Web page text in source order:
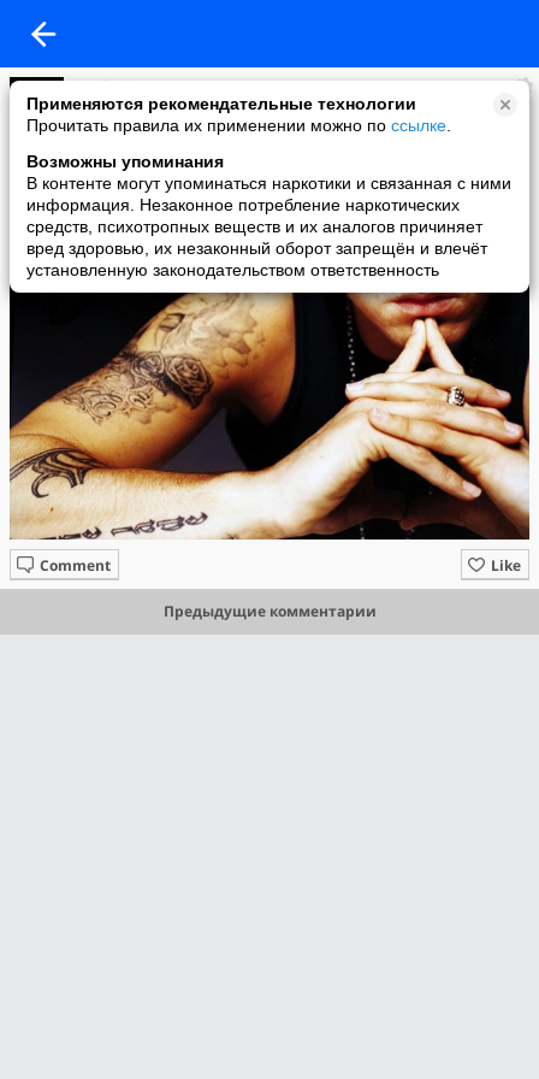
Применяются рекомендательные технологии
Прочитать правила их применении можно по ссылке
Возможны упоминания
В контенте могут упоминаться наркотики и связанная с ними
информация. Незаконное потребление наркотических
средств, психотропных веществ и их аналогов причиняет
вред здоровью, их незаконный оборот запрещён и влечёт
установленную законодательством ответственность
|-Fake-|Вдох Выдох xD
added a photo
28 Jan в 19:24
Like
Comment
Предыдущие комментарии